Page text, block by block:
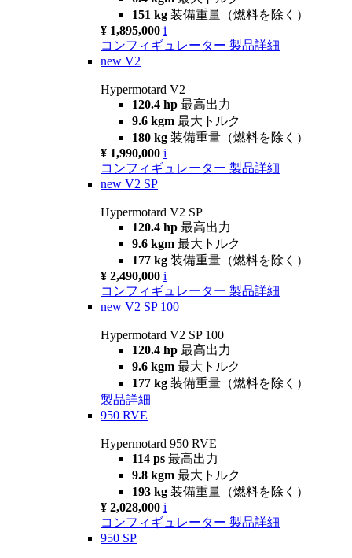
151 kg 装備重量（燃料を除く）
¥ 1,895,000 i
コンフィギュレーター 製品詳細
new V2
Hypermotard V2
120.4 hp 最高出力
9.6 kgm 最大トルク
180 kg 装備重量（燃料を除く）
¥ 1,990,000 i
コンフィギュレーター 製品詳細
new V2 SP
Hypermotard V2 SP
120.4 hp 最高出力
9.6 kgm 最大トルク
177 kg 装備重量（燃料を除く）
¥ 2,490,000 i
コンフィギュレーター 製品詳細
new V2 SP 100
Hypermotard V2 SP 100
120.4 hp 最高出力
9.6 kgm 最大トルク
177 kg 装備重量（燃料を除く）
製品詳細
950 RVE
Hypermotard 950 RVE
114 ps 最高出力
9.8 kgm 最大トルク
193 kg 装備重量（燃料を除く）
¥ 2,028,000 i
コンフィギュレーター 製品詳細
950 SP